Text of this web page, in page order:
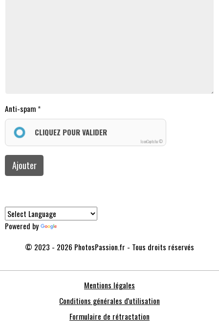
Anti-spam
CLIQUEZ POUR VALIDER
IconCaptcha ©
Ajouter
Powered by
© 2023 - 2026 PhotosPassion.fr - Tous droits réservés
Mentions légales
Conditions générales d'utilisation
Formulaire de rétractation